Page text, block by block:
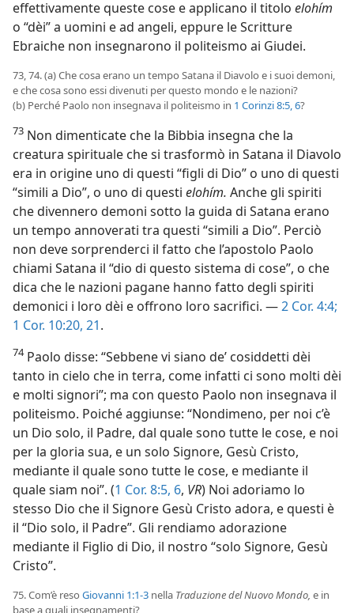
effettivamente queste cose e applicano il titolo elohím
o “dèi” a uomini e ad angeli, eppure le Scritture
Ebraiche non insegnarono il politeismo ai Giudei.
73, 74. (a) Che cosa erano un tempo Satana il Diavolo e i suoi demoni,
e che cosa sono essi divenuti per questo mondo e le nazioni?
(b) Perché Paolo non insegnava il politeismo in 1 Corinzi 8:5, 6?
73 Non dimenticate che la Bibbia insegna che la
creatura spirituale che si trasformò in Satana il Diavolo
era in origine uno di questi “figli di Dio” o uno di questi
“simili a Dio”, o uno di questi elohím. Anche gli spiriti
che divennero demoni sotto la guida di Satana erano
un tempo annoverati tra questi “simili a Dio”. Perciò
non deve sorprenderci il fatto che l’apostolo Paolo
chiami Satana il “dio di questo sistema di cose”, o che
dica che le nazioni pagane hanno fatto degli spiriti
demonici i loro dèi e offrono loro sacrifici. —2 Cor. 4:4;
1 Cor. 10:20, 21.
74Paolo disse: “Sebbene vi siano de’ cosiddetti dèi
tanto in cielo che in terra, come infatti ci sono molti dèi
e molti signori”; ma con questo Paolo non insegnava il
politeismo. Poiché aggiunse: “Nondimeno, per noi c’è
un Dio solo, il Padre, dal quale sono tutte le cose, e noi
per la gloria sua, e un solo Signore, Gesù Cristo,
mediante il quale sono tutte le cose, e mediante il
quale siam noi”. (1 Cor. 8:5, 6, VR) Noi adoriamo lo
stesso Dio che il Signore Gesù Cristo adora, e questi è
il “Dio solo, il Padre”. Gli rendiamo adorazione
mediante il Figlio di Dio, il nostro “solo Signore, Gesù
Cristo”.
75. Com’è reso Giovanni 1:1-3 nella Traduzione del Nuovo Mondo, e in
base a quali insegnamenti?